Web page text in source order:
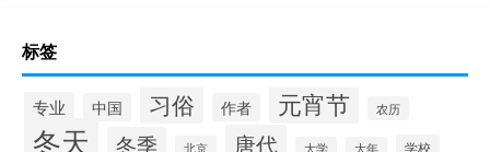
标签
专业 中国 习俗 作者 元宵节 农历
冬天 冬季 北京 唐代 大学 大年 学校